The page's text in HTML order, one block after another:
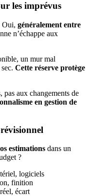
les imprévus
Oui, généralement entre
n’échappe aux
un mur mal
Cette réserve protège
aux changements de
en gestion de
estimations dans un
?
logiciels
finition
écart